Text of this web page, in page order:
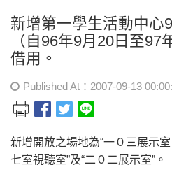
新增第一學生活動中心
（自96年9月20日至97
借用。
Published At：2007-09-13
新增開放之場地為“一０三展示室
七室視聽室”及“二０二展示室”。